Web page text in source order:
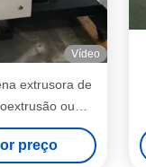
Vídeo
extrusora de
ou
marcação
preço